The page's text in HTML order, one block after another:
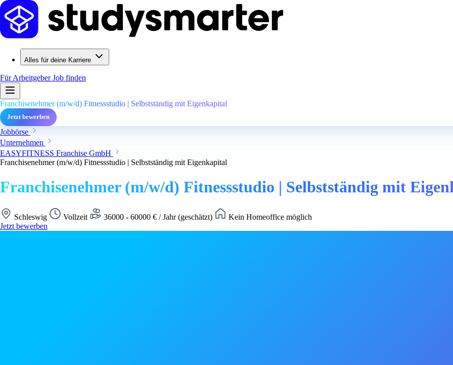
Alles für deine Karriere
Für ArbeitgeberJob finden
Franchisenehmer (m/w/d) Fitnessstudio | Selbstständig mit Eigenkapital
Jetzt bewerben
Jobbörse
Unternehmen
EASYFITNESS Franchise GmbH
Franchisenehmer (m/w/d) Fitnessstudio | Selbstständig mit Eigenkapital
Franchisenehmer (m/w/d) Fitnessstudio | Selbstständig mit
Schleswig Vollzeit 36000 - 60000 € / Jahr (geschätzt)
Kein Homeoffice möglich
Jetzt bewerben